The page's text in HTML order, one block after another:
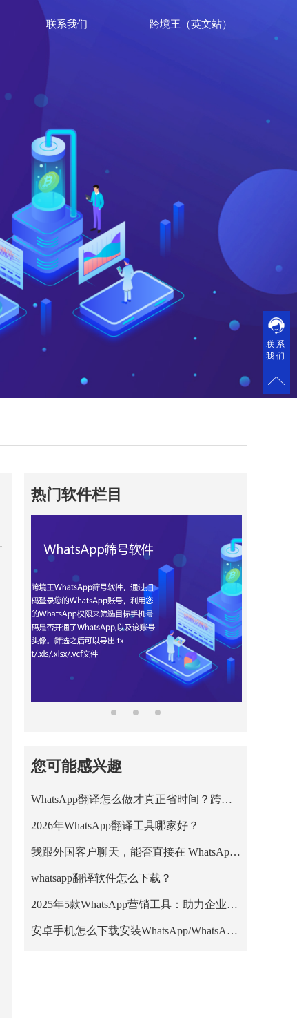
联系我们 跨境王（英文站）
热门软件栏目
您可能感兴趣
WhatsApp翻译怎么做才真正省时间？跨境王WhatsApp客服系统的正确用法
2026年WhatsApp翻译工具哪家好？
我跟外国客户聊天，能否直接在 WhatsApp 里把英文消息翻成中文？
whatsapp翻译软件怎么下载？
2025年5款WhatsApp营销工具：助力企业高效拓客与私域增长
安卓手机怎么下载安装WhatsApp/WhatsApp Business？
联系
我们